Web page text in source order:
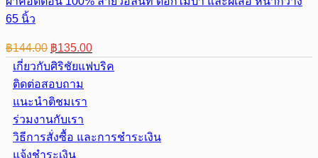
65 นิ้ว
฿144.00 Original
price
was:
฿144.00.
฿135.00Current
price
is:
เกี่ยวกับศิริชัยแฟบริค
ติดต่อสอบถาม
แนะนำติชมเรา
ร่วมงานกับเรา
วิธีการสั่งซื้อ และการชำระเงิน
แจ้งชำระเงิน